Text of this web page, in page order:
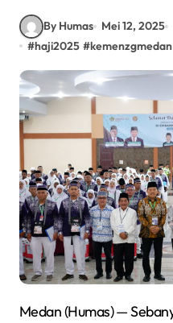
By Humas Mei 12, 2025
#haji2025 #kemenzgmedan
Medan (Humas) — Sebanyak 360 jemaah calon haji